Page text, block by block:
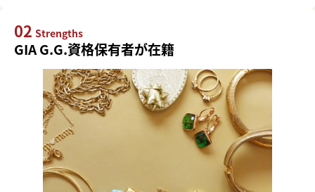
02 Strengths
GIA G.G.資格保有者が在籍